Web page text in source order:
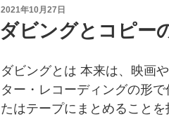
ガ
ー
の
種
類”
投
稿
日:
2021年10月27日
ダビングとコピー
ダビングとは 本来は、映画
ター・レコーディングの形
たはテープにまとめること